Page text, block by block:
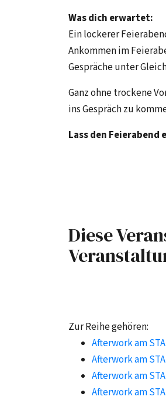
Was dich erwartet:
Ein lockerer
Ankommen im
Gespräche unter
Ganz ohne trockene
ins Gespräch zu
Lass den
Diese
Zur Reihe gehören:
Afterwork am
Afterwork am
Afterwork am
Afterwork am